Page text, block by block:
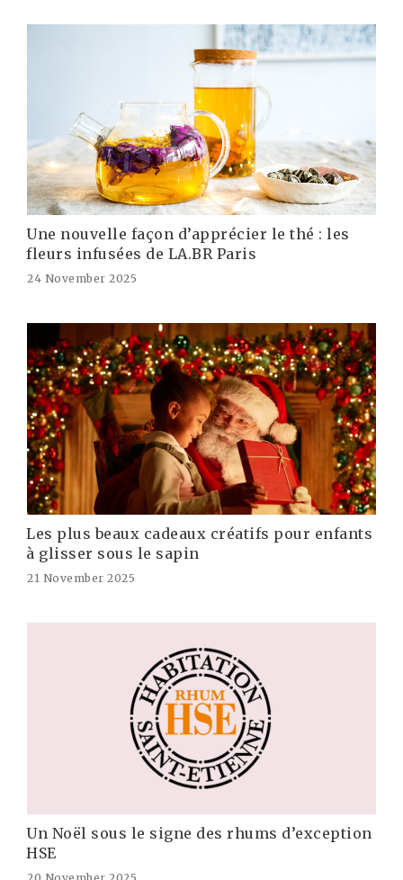
Une nouvelle façon d’apprécier le thé : les
fleurs infusées de LA.BR Paris
24 November 2025
Les plus beaux cadeaux créatifs pour enfants
à glisser sous le sapin
21 November 2025
Un Noël sous le signe des rhums d’exception
HSE